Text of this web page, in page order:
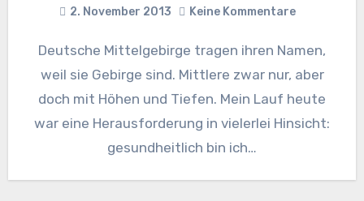
2. November 2013 Keine Kommentare
Deutsche Mittelgebirge tragen ihren Namen,
weil sie Gebirge sind. Mittlere zwar nur, aber
doch mit Höhen und Tiefen. Mein Lauf heute
war eine Herausforderung in vielerlei Hinsicht:
gesundheitlich bin ich…